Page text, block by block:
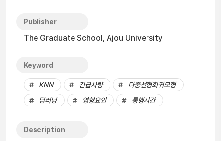
Publisher
The Graduate School, Ajou University
Keyword
KNN 긴급차량
다중선형회귀모형
딥러닝
영향요인 통행시간
Description